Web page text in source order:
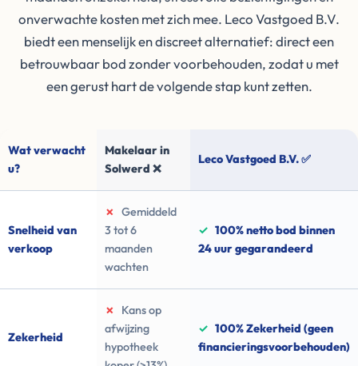
onverwachte kosten met zich mee. Leco Vastgoed B.V.
biedt een menselijk en discreet alternatief: direct een
betrouwbaar bod zonder voorbehouden, zodat u met
een gerust hart de volgende stap kunt zetten.
Wat verwacht
u?
Makelaar in
Solwerd ❌
Leco Vastgoed B.V. ✅
Snelheid van
verkoop
✗
Gemiddeld
3 tot 6
maanden
wachten
✓ 100% netto bod binnen
24 uur gegarandeerd
Zekerheid
✗
Kans op
afwijzing
hypotheek
✓ 100% Zekerheid (geen
financieringsvoorbehouden)